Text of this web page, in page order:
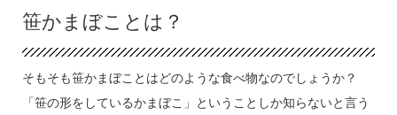
笹かまぼことは？
そもそも笹かまぼことはどのような食べ物なのでしょうか？
「笹の形をしているかまぼこ」ということしか知らないと言う